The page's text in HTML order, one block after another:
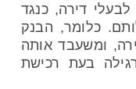
דירה, כנגד
כלומר, הבנק
ומשעבד אותה
בעת רכישת